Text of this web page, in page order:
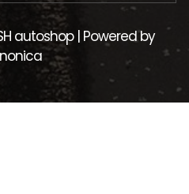
autoshop | Powered by